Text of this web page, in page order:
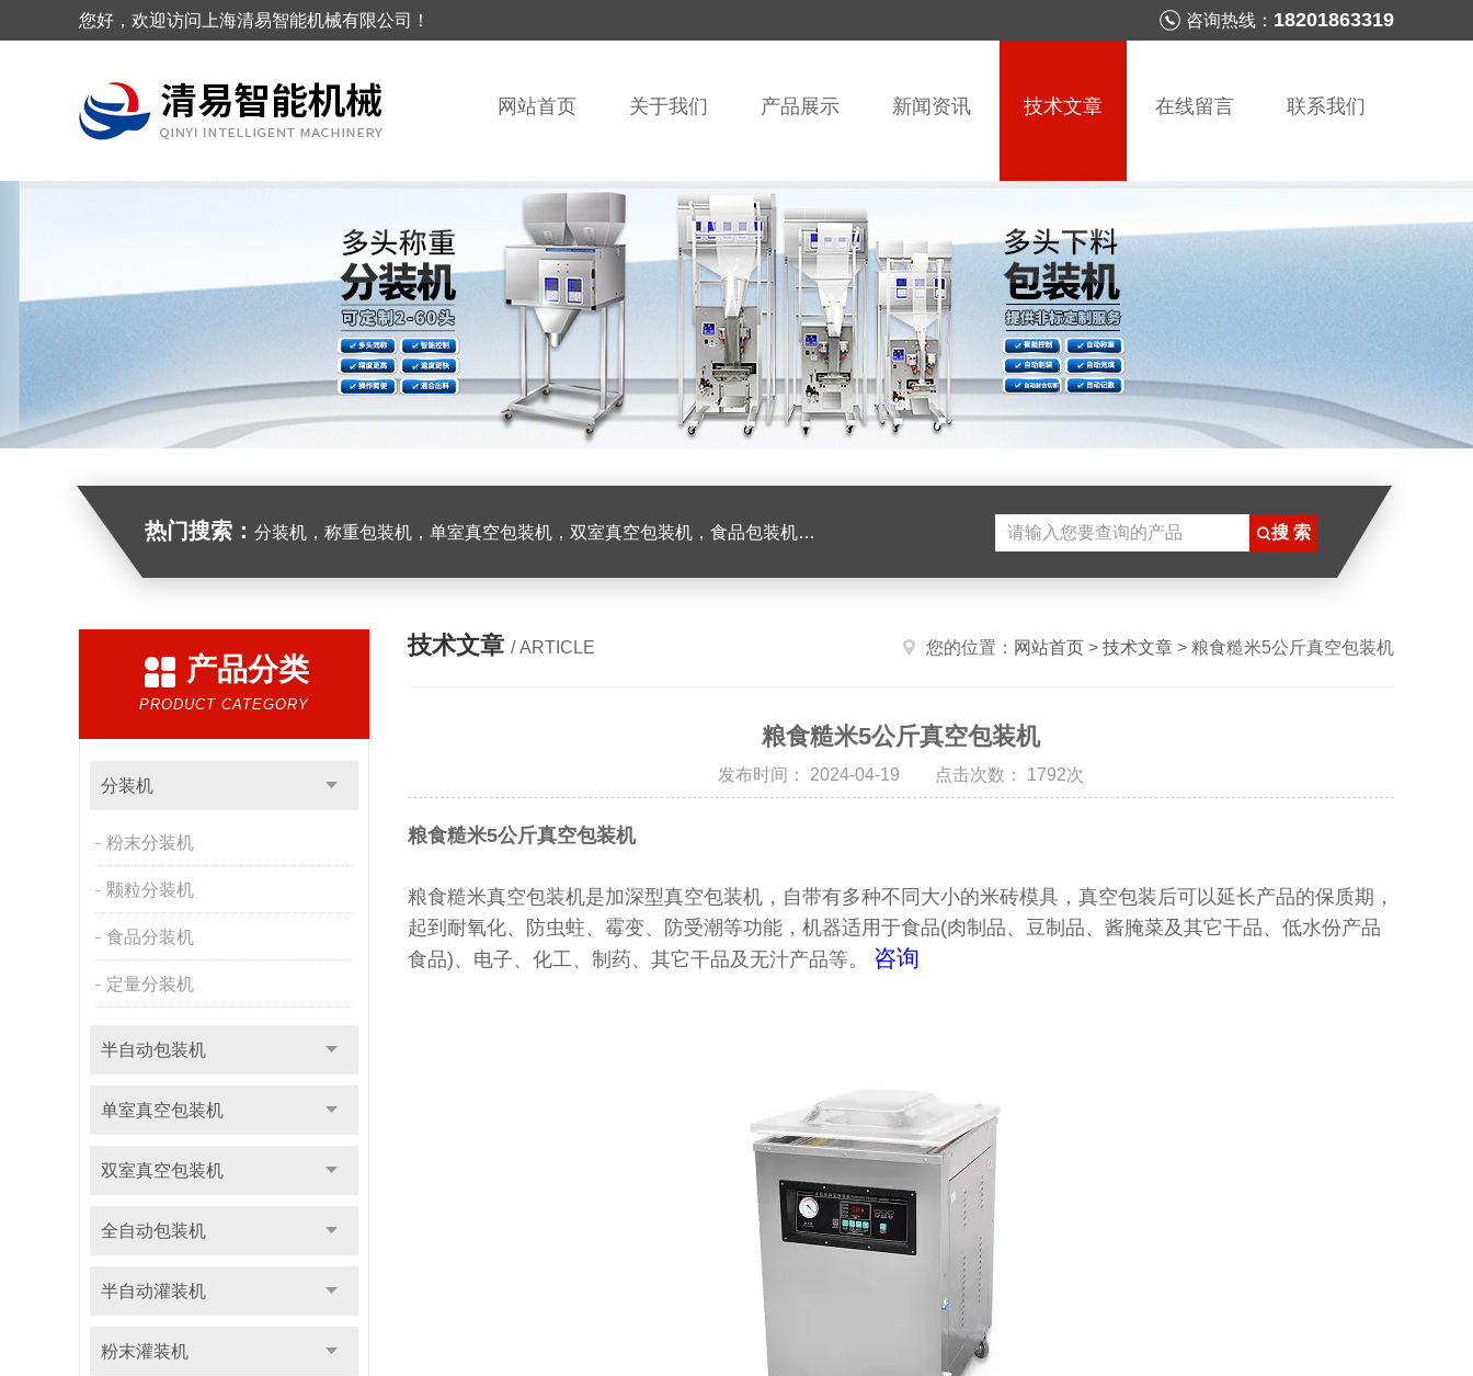
您好，欢迎访问上海清易智能机械有限公司！ 咨询热线： 18201863319
网站首页 关于我们 产品展示 新闻资讯 技术文章 在线留言 联系我们
热门搜索： 分装机，称重包装机，单室真空包装机，双室真空包装机，食品包装机，半自动灌装机
产品分类
PRODUCT CATEGORY
分装机
粉末分装机
颗粒分装机
食品分装机
定量分装机
半自动包装机
单室真空包装机
双室真空包装机
全自动包装机
半自动灌装机
粉末灌装机
技术文章 / ARTICLE 您的位置： 网站首页 > 技术文章 > 粮食糙米5公斤真空包装机
粮食糙米5公斤真空包装机
发布时间： 2024-04-19 点击次数： 1792次
粮食糙米5公斤真空包装机
粮食糙米真空包装机是加深型真空包装机，自带有多种不同大小的米砖模具，真空包装后可以延长产品的保质期，
起到耐氧化、防虫蛀、霉变、防受潮等功能，机器适用于食品(肉制品、豆制品、酱腌菜及其它干品、低水份产品
食品)、电子、化工、制药、其它干品及无汁产品等。 咨询